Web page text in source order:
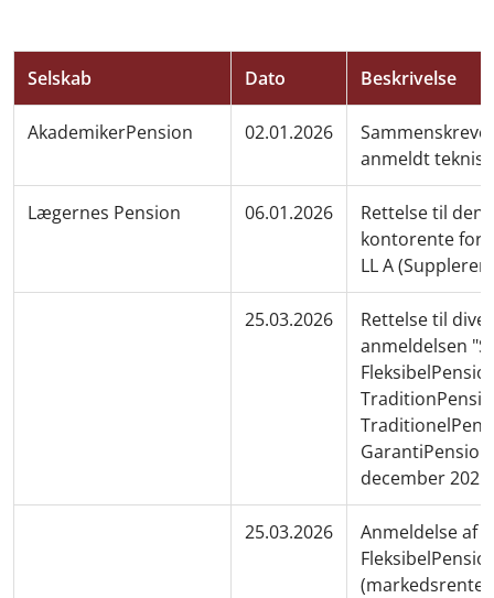
Selskab Dato Beskrivelse
AkademikerPension 02.01.2026
anmeldt
Lægernes Pension 06.01.2026
Rettelse til den
kontorente for
LL A
25.03.2026
Rettelse til
anmeldelsen
december 2025
25.03.2026
Anmeldelse af
(markedsrente)